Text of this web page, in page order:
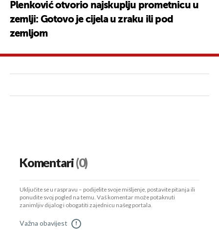
Plenković otvorio najskuplju prometnicu u
zemlji: Gotovo je cijela u zraku ili pod
zemljom
Komentari(0)
Uključite se u raspravu – podijelite svoje mišljenje, postavite pitanja ili
ponudite svoj pogled na temu. Vaš komentar može potaknuti
zanimljiv dijalog i obogatiti zajednicu našeg portala.
Važna obavijest !